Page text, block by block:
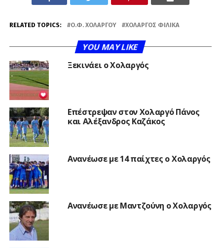
RELATED TOPICS: Ο.Φ. ΧΟΛΑΡΓΟΎ ΧΟΛΑΡΓΌΣ ΦΙΛΙΚΆ
YOU MAY LIKE
Ξεκινάει ο Χολαργός
Επέστρεψαν στον Χολαργό Πάνος
και Αλέξανδρος Καζάκος
Ανανέωσε με 14 παίχτες ο Χολαργός
Ανανέωσε με Μαντζούνη ο Χολαργός